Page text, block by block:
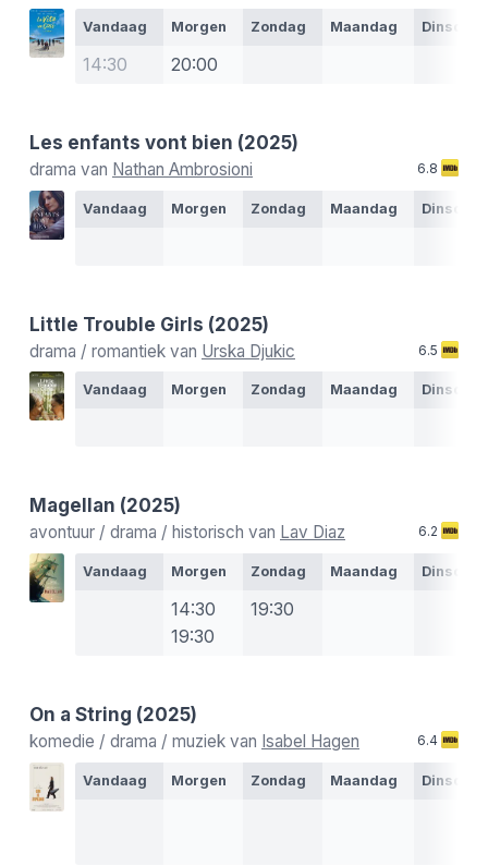
Vandaag Morgen Zondag Maandag Dinsdag
14:30 20:00
Les enfants vont bien (2025)
drama van Nathan Ambrosioni 6.8
Vandaag Morgen Zondag Maandag Dinsdag
Little Trouble Girls (2025)
drama / romantiek van Urska Djukic 6.5
Vandaag Morgen Zondag Maandag Dinsdag
Magellan (2025)
avontuur / drama / historisch van Lav Diaz 6.2
Vandaag Morgen Zondag Maandag Dinsdag
14:30
19:30
19:30
On a String (2025)
komedie / drama / muziek van Isabel Hagen 6.4
Vandaag Morgen Zondag Maandag Dinsdag